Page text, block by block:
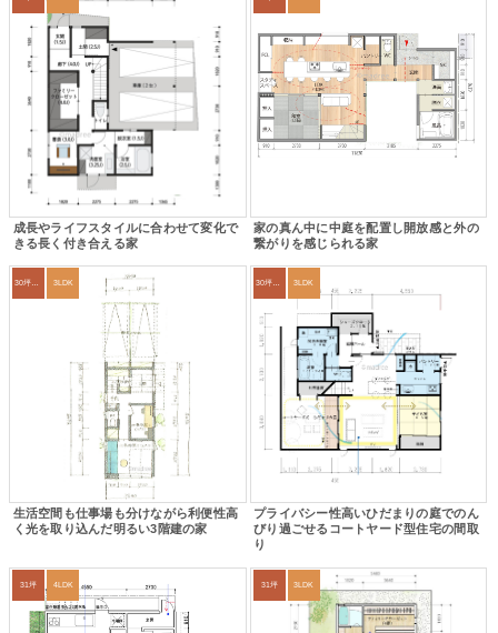
成長やライフスタイルに合わせて変化で
きる長く付き合える家
家の真ん中に中庭を配置し開放感と外の
繋がりを感じられる家
3LDK
生活空間も仕事場も分けながら利便性高
く光を取り込んだ明るい3階建の家
30坪～33坪 3LDK
プライバシー性高いひだまりの庭でのん
びり過ごせるコートヤード型住宅の間取
り
31坪 4LDK 31坪 3LDK